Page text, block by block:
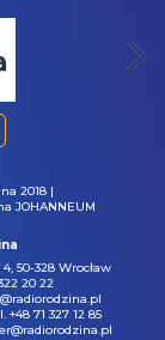
2018 |
JOHANNEUM
50-328 Wrocław
20 22
71 327 12 85